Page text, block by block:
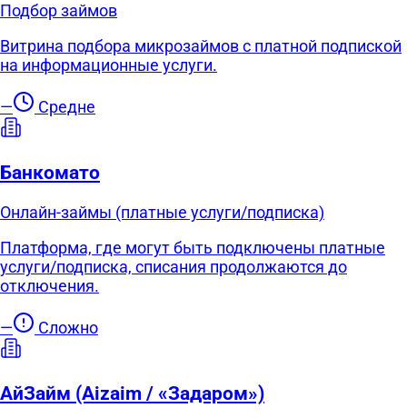
Подбор займов
Витрина подбора микрозаймов с платной подпиской
на информационные услуги.
— Средне
Банкомато
Онлайн-займы (платные услуги/подписка)
Платформа, где могут быть подключены платные
услуги/подписка, списания продолжаются до
отключения.
— Сложно
АйЗайм (Aizaim / «Задаром»)